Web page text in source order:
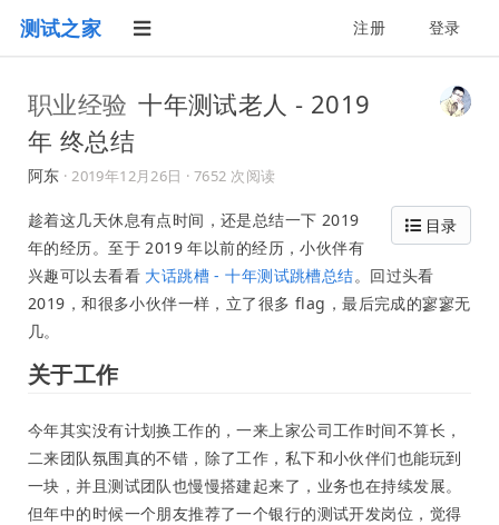
测试之家 注册 登录
职业经验 十年测试老人 - 2019
年 终总结
阿东 ·2019年12月26日 · 7652 次阅读
目录
趁着这几天休息有点时间，还是总结一下 2019
年的经历。至于 2019 年以前的经历，小伙伴有
兴趣可以去看看 大话跳槽 - 十年测试跳槽总结。回过头看
2019，和很多小伙伴一样，立了很多 flag，最后完成的寥寥无
几。
关于工作
今年其实没有计划换工作的，一来上家公司工作时间不算长，
二来团队氛围真的不错，除了工作，私下和小伙伴们也能玩到
一块，并且测试团队也慢慢搭建起来了，业务也在持续发展。
但年中的时候一个朋友推荐了一个银行的测试开发岗位，觉得